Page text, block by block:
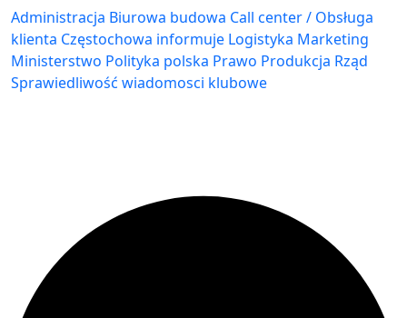
Administracja Biurowa budowa Call center / Obsługa
klienta Częstochowa informuje Logistyka Marketing
Ministerstwo Polityka polska Prawo Produkcja Rząd
Sprawiedliwość wiadomosci klubowe